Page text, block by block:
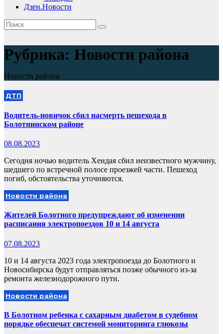
Дзен.Новости
Рубрика: Новости района
Новости района
ДТП
Водитель-новичок сбил насмерть пешехода в
Болотнинском районе
08.08.2023
Сегодня ночью водитель Хендая сбил неизвестного мужчину,
шедшего по встречной полосе проезжей части. Пешеход
погиб, обстоятельства уточняются.
Новости района
Жителей Болотного предупреждают об изменении
расписания электропоездов 10 и 14 августа
07.08.2023
10 и 14 августа 2023 года электропоезда до Болотного и
Новосибирска будут отправляться позже обычного из-за
ремонта железнодорожного пути.
Новости района
В Болотном ребенка с сахарным диабетом в судебном
порядке обеспечат системой мониторинга глюкозы